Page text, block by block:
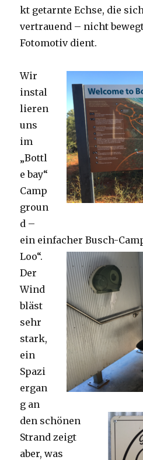
kt getarnte Echse, die
vertrauend – nicht
Fotomotiv dient.
Wir
instal
lieren
uns
im
„Bottl
e bay“
Camp
groun
d –
ein einfacher Busch-
Loo“.
Der
Wind
bläst
sehr
stark,
ein
Spazi
ergan
g an
den schönen
Strand zeigt
aber, was